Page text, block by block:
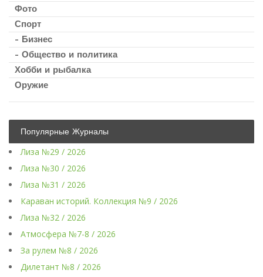
Фото
Спорт
- Бизнес
- Общество и политика
Хобби и рыбалка
Оружие
Популярные Журналы
Лиза №29 / 2026
Лиза №30 / 2026
Лиза №31 / 2026
Караван историй. Коллекция №9 / 2026
Лиза №32 / 2026
Атмосфера №7-8 / 2026
За рулем №8 / 2026
Дилетант №8 / 2026